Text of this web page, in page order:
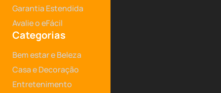
Garantia Estendida
Avalie o eFácil
Categorias
Bem estar e Beleza
Casa e Decoração
Entretenimento